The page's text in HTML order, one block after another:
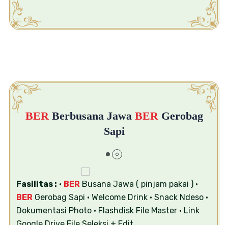
BER Berbusana Jawa BER Gerobag
Sapi
Fasilitas : • BERBusana Jawa ( pinjam pakai )•
BERGerobag Sapi • Welcome Drink• Snack Ndeso•
Dokumentasi Photo• Flashdisk File Master• Link